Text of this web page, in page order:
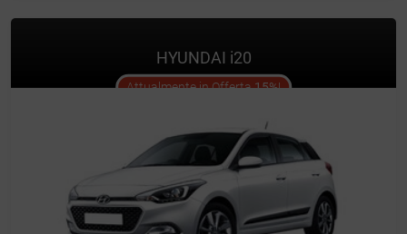
HYUNDAI i20
Attualmente in Offerta15%!offer